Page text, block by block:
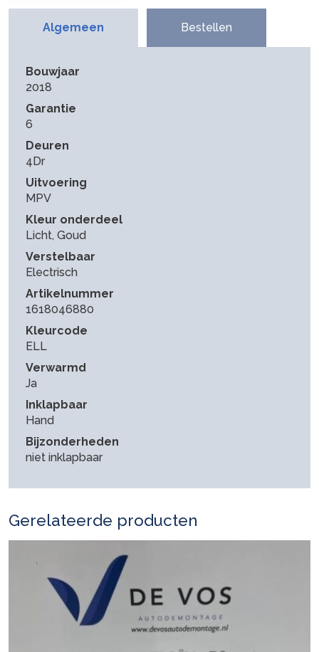
Algemeen Bestellen
Bouwjaar
2018
Garantie
6
Deuren
4Dr
Uitvoering
MPV
Kleur onderdeel
Licht, Goud
Verstelbaar
Electrisch
Artikelnummer
1618046880
Kleurcode
ELL
Verwarmd
Ja
Inklapbaar
Hand
Bijzonderheden
niet inklapbaar
Gerelateerde producten